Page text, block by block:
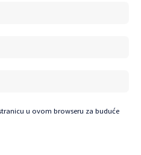
u ovom browseru za buduće